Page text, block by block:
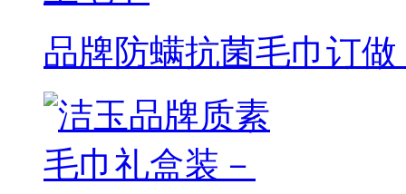
品牌防螨抗菌毛巾订